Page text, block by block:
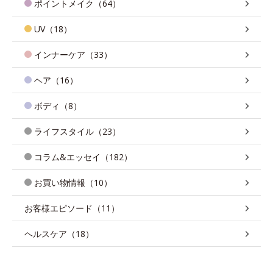
ポイントメイク（64）
UV（18）
インナーケア（33）
ヘア（16）
ボディ（8）
ライフスタイル（23）
コラム&エッセイ（182）
お買い物情報（10）
お客様エピソード（11）
ヘルスケア（18）